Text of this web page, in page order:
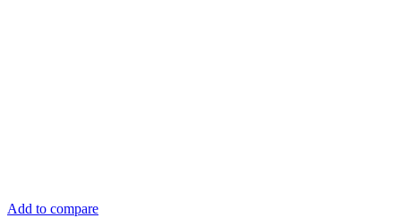
Add to compare